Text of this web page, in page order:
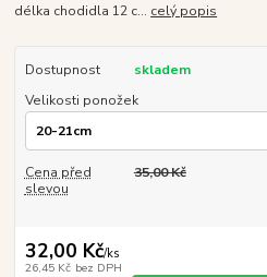
délka chodidla 12 c... celý popis
Dostupnost
skladem
Velikosti ponožek
Cena před
slevou
35,00 Kč
32,00 Kč/ks
26,45 Kč bez DPH